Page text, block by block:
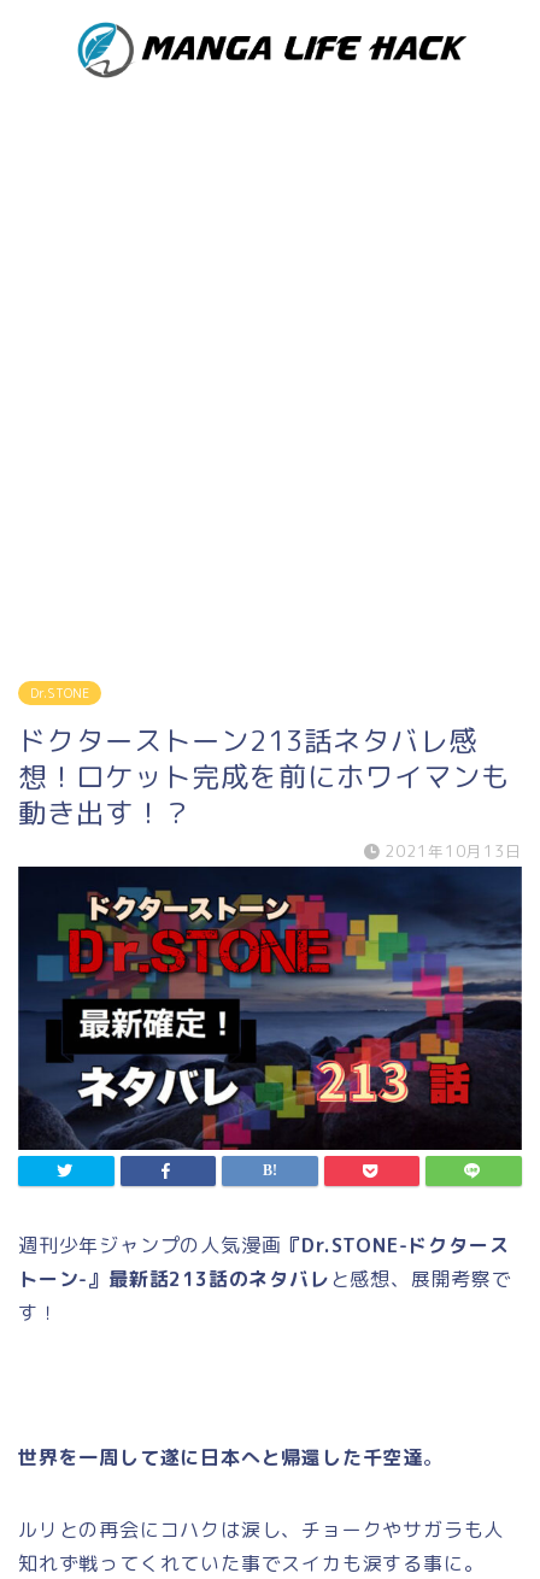
Dr.STONE
ドクターストーン213話ネタバレ感
想！ロケット完成を前にホワイマンも
動き出す！？
2021年10月13日
週刊少年ジャンプの人気漫画 『Dr.STONE-ドクタース
トーン-』最新話213話のネタバレと感想、展開考察で
す！
世界を一周して遂に日本へと帰還した千空達。
ルリとの再会にコハクは涙し、チョークやサガラも人
知れず戦ってくれていた事でスイカも涙する事に。